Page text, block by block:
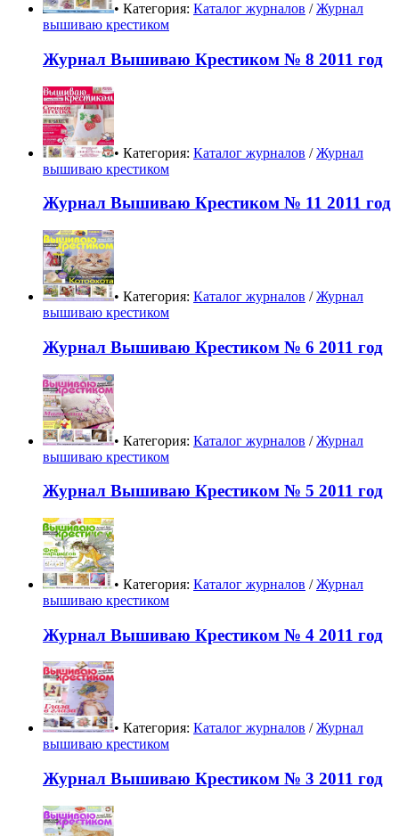
• Категория: Каталог журналов /Журнал
вышиваю крестиком
Журнал Вышиваю Крестиком № 8 2011 год
• Категория: Каталог журналов /Журнал
вышиваю крестиком
Журнал Вышиваю Крестиком № 11 2011 год
• Категория: Каталог журналов /Журнал
вышиваю крестиком
Журнал Вышиваю Крестиком № 6 2011 год
• Категория: Каталог журналов /Журнал
вышиваю крестиком
Журнал Вышиваю Крестиком № 5 2011 год
• Категория: Каталог журналов /Журнал
вышиваю крестиком
Журнал Вышиваю Крестиком № 4 2011 год
• Категория: Каталог журналов /Журнал
вышиваю крестиком
Журнал Вышиваю Крестиком № 3 2011 год